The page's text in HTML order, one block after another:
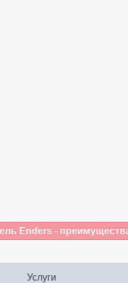
Enders -
Услуги